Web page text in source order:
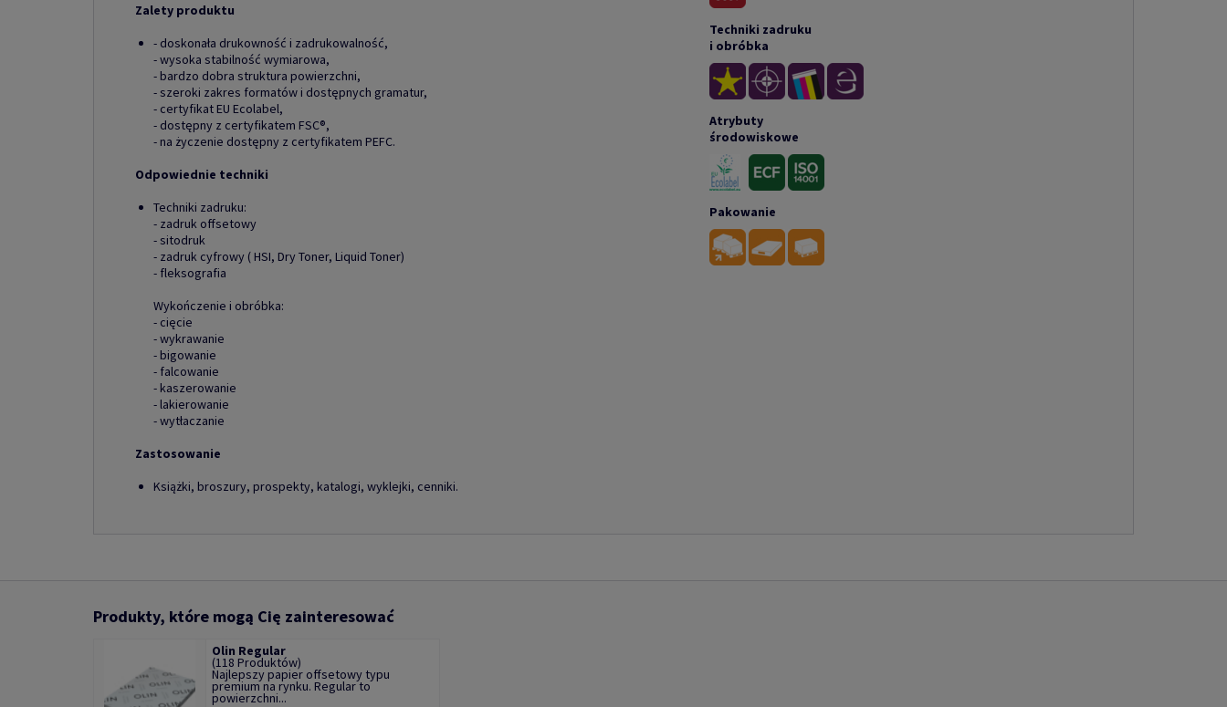
Zalety produktu
- doskonała drukowność i zadrukowalność,
- wysoka stabilność wymiarowa,
- bardzo dobra struktura powierzchni,
- szeroki zakres formatów i dostępnych gramatur,
- certyfikat EU Ecolabel,
- dostępny z certyfikatem FSC®,
- na życzenie dostępny z certyfikatem PEFC.
Odpowiednie techniki
Techniki zadruku:
- zadruk offsetowy
- sitodruk
- zadruk cyfrowy ( HSI, Dry Toner, Liquid Toner)
- fleksografia
Wykończenie i obróbka:
- cięcie
- wykrawanie
- bigowanie
- falcowanie
- kaszerowanie
- lakierowanie
- wytłaczanie
Zastosowanie
Książki, broszury, prospekty, katalogi, wyklejki, cenniki.
Techniki zadruku
i obróbka
Atrybuty
środowiskowe
Pakowanie
Produkty, które mogą Cię zainteresować
Olin Regular
(118 Produktów)
Najlepszy papier offsetowy typu
premium na rynku. Regular to
powierzchni...